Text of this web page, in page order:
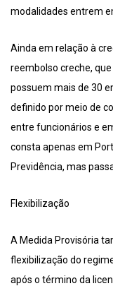
modalidades entrem
Ainda em relação à
reembolso creche,
possuem mais de 30
definido por meio de
entre funcionários e
consta apenas em
Previdência, mas
Flexibilização
A Medida Provisória
flexibilização do
após o término da